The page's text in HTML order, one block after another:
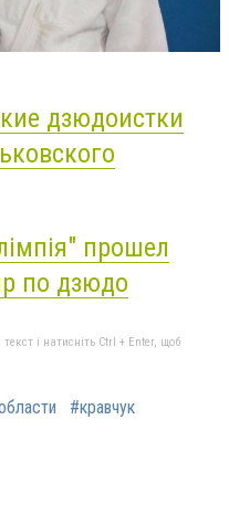
дзюдоистки
прошел
по дзюдо
і натисніть Ctrl + Enter, щоб
#кравчук